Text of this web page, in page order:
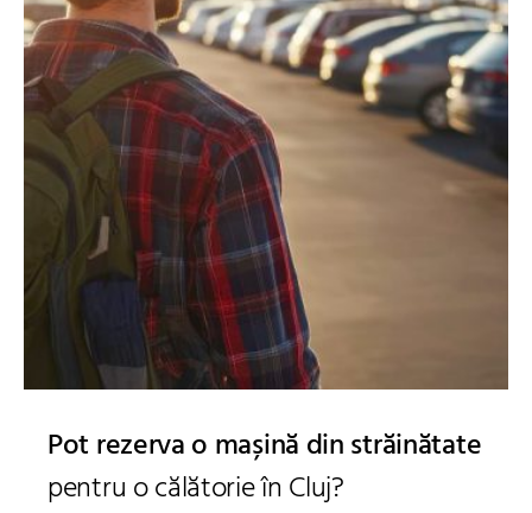
Pot rezerva o mașină din străinătate
pentru o călătorie în Cluj?